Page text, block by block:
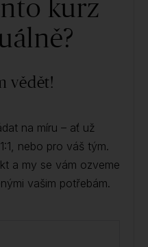
kurz
vědět!
na míru – ať už
nebo pro váš tým.
a my se vám ozveme
vašim potřebám.